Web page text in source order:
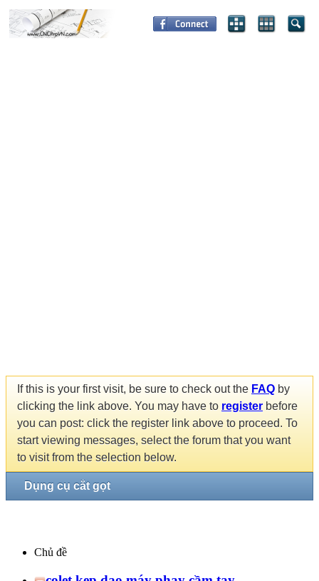
If this is your first visit, be sure to check out the FAQ by
clicking the link above. You may have to register before
you can post: click the register link above to proceed. To
start viewing messages, select the forum that you want
to visit from the selection below.
Dụng cụ cắt gọt
Chủ đề